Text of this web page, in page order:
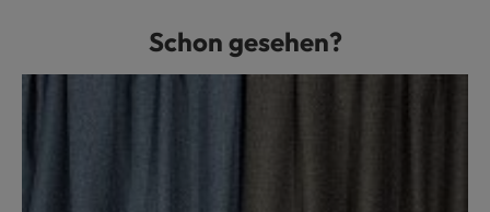
Produktgalerie überspringenSchon gesehen?